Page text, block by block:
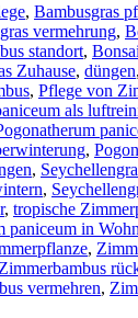
, Bambusgras
vermehrung,
standort,
Zuhause, düngen,
, Pflege von
als
,
,
,
, tropische
paniceum in
,
Zimmerbambus
vermehren,